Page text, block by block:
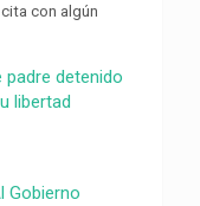
con algún
padre detenido
libertad
Gobierno